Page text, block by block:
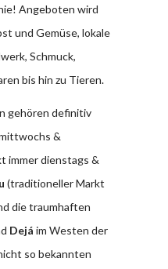
Angeboten wird
und Gemüse, lokale
Schmuck,
bis hin zu Tieren.
gehören definitiv
&
immer dienstags &
(traditioneller Markt
die traumhaften
Dejá im Westen der
so bekannten